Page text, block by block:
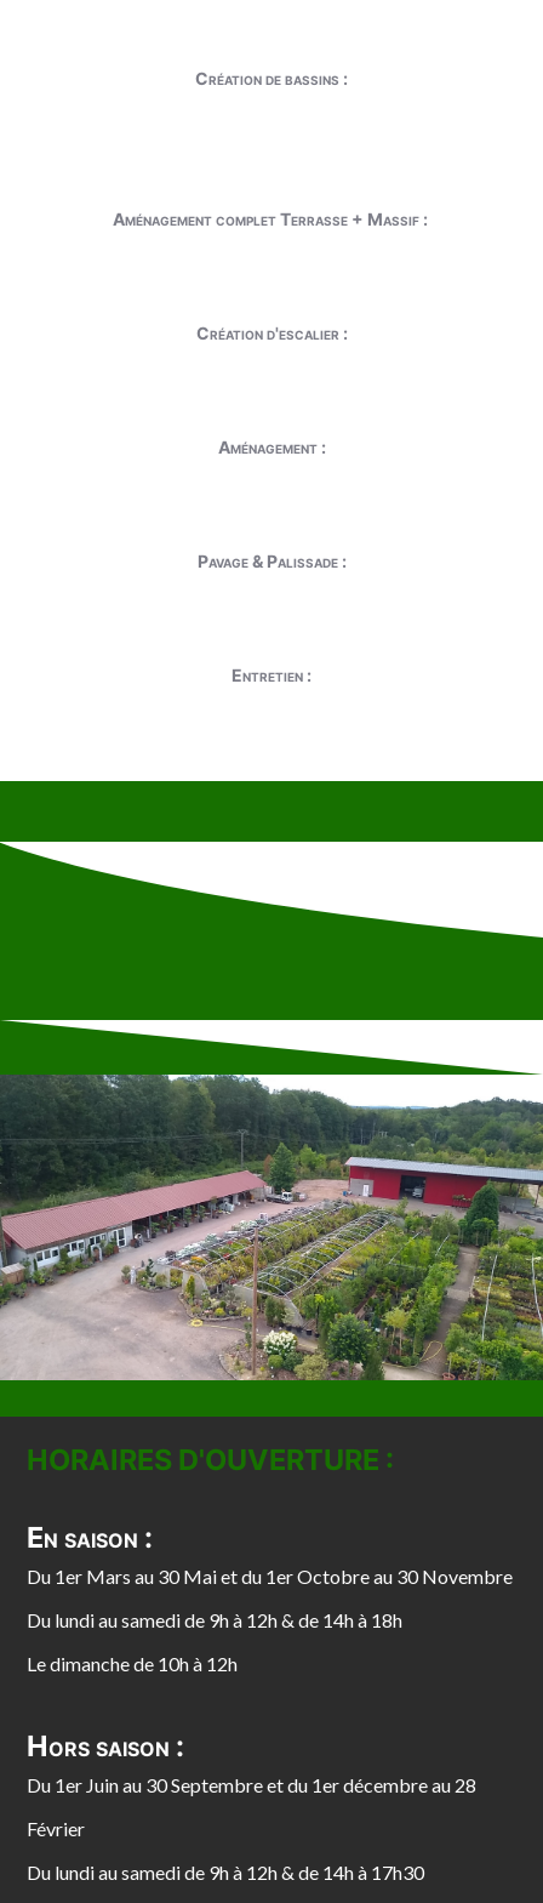
Création de bassins :
Aménagement complet Terrasse + Massif :
Création d'escalier :
Aménagement :
Pavage & Palissade :
Entretien :
HORAIRES D'OUVERTURE :
En saison :
Du 1er Mars au 30 Mai et du 1er Octobre au 30 Novembre
Du lundi au samedi de 9h à 12h & de 14h à 18h
Le dimanche de 10h à 12h
Hors saison :
Du 1er Juin au 30 Septembre et du 1er décembre au 28
Février
Du lundi au samedi de 9h à 12h & de 14h à 17h30